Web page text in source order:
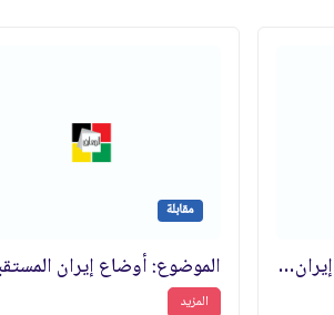
الموضوع: استعراض اوضاع إيران المستقبلية
مقابلة
الموضوع: أوضاع إيران
المزيد